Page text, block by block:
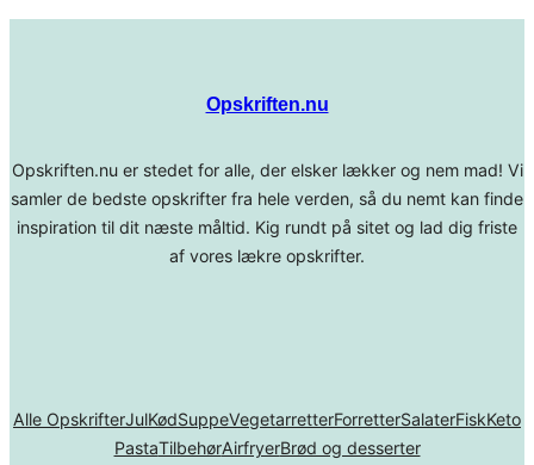
Opskriften.nu
Opskriften.nu er stedet for alle, der elsker lækker og nem mad! Vi
samler de bedste opskrifter fra hele verden, så du nemt kan finde
inspiration til dit næste måltid. Kig rundt på sitet og lad dig friste
af vores lækre opskrifter.
Alle OpskrifterJulKødSuppeVegetarretterForretterSalaterFiskKeto
PastaTilbehørAirfryerBrød og desserter